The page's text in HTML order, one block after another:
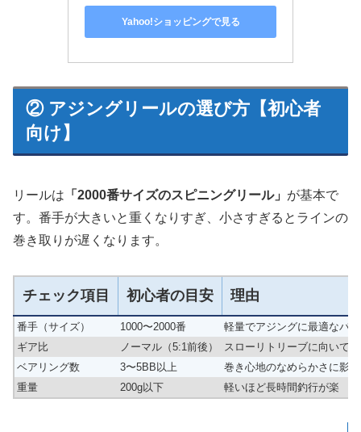
Yahoo!ショッピングで見る
② アジングリールの選び方【初心者
向け】
リールは 「2000番サイズのスピニングリール」 が基本で
す。番手が大きいと重くなりすぎ、小さすぎるとラインの
巻き取りが遅くなります。
チェック項目 初心者の目安 理由
番手（サイズ） 1000〜2000番
軽量でアジングに最適なバ
ギア比
ノーマル（5:1前後）
スローリトリーブに向いて
ベアリング数
3〜5BB以上
巻き心地のなめらかさに影響
重量
200g以下 軽いほど長時間釣行が楽